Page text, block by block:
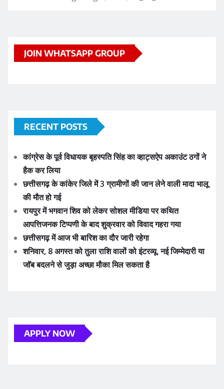
JOIN WHATSAPP GROUP
RECENT POSTS
कांग्रेस के पूर्व विधायक बृहस्पति सिंह का व्हाट्सऐप अकाउंट ठगों ने
हैक कर लिया
छत्तीसगढ़ के कांकेर जिले में 3 ग्रामीणों की जान लेने वाली मादा भालू
की मौत हो गई
रायपुर में भगवान शिव को लेकर सोशल मीडिया पर कथित
आपत्तिजनक टिप्पणी के बाद शुक्रवार को विवाद गहरा गया
छत्तीसगढ़ में आज भी बारिश का दौर जारी रहेगा
शनिवार, 8 अगस्त को तुला राशि वालों को इंटरव्यू, नई जिम्मेदारी या
जॉब बदलने से जुड़ा अच्छा मौका मिल सकता है
APPLY NOW